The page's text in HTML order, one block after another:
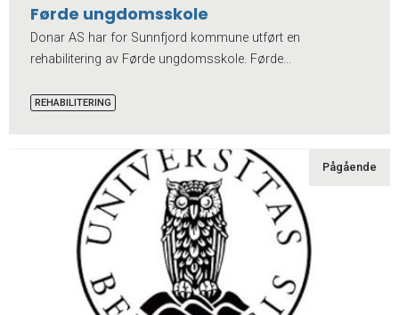
Førde ungdomsskole
Donar AS har for Sunnfjord kommune utført en
rehabilitering av Førde ungdomsskole. Førde...
REHABILITERING
Pågående